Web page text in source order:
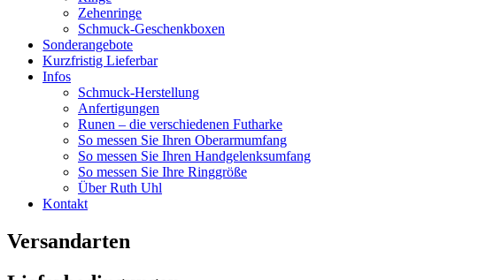
Zehenringe
Schmuck-Geschenkboxen
Sonderangebote
Kurzfristig Lieferbar
Infos
Schmuck-Herstellung
Anfertigungen
Runen – die verschiedenen Futharke
So messen Sie Ihren Oberarmumfang
So messen Sie Ihren Handgelenksumfang
So messen Sie Ihre Ringgröße
Über Ruth Uhl
Kontakt
Versandarten